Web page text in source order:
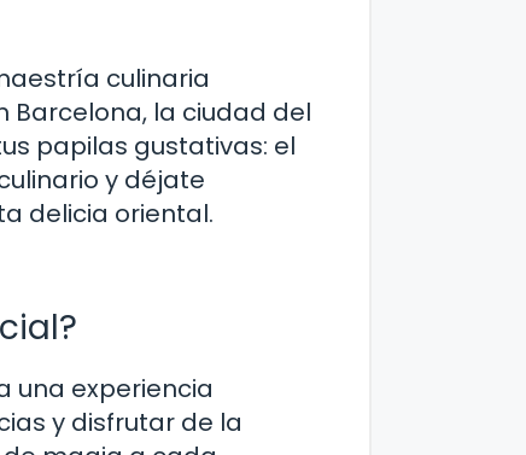
culinaria
Barcelona, la ciudad del
papilas gustativas: el
y déjate
delicia oriental.
una experiencia
y disfrutar de la